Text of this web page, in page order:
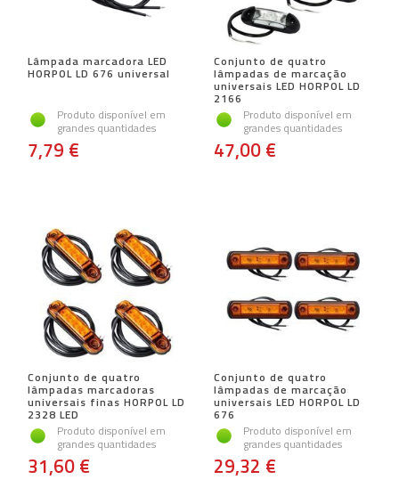
Lâmpada marcadora LED
HORPOL LD 676 universal
Produto disponível em
grandes quantidades
7,79 €
Conjunto de quatro
lâmpadas de marcação
universais LED HORPOL LD
2166
Produto disponível em
grandes quantidades
47,00 €
Conjunto de quatro
lâmpadas marcadoras
universais finas HORPOL LD
2328 LED
Produto disponível em
grandes quantidades
31,60 €
Conjunto de quatro
lâmpadas de marcação
universais LED HORPOL LD
676
Produto disponível em
grandes quantidades
29,32 €